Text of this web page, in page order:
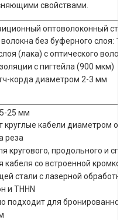
свойствами.
оптоволоконный
без буферного слоя:
(лака) с оптического
с пигтейла (900 мкм)
корда диаметром 2-3 мм
25 мм
круглые кабели диаметром от
реза
кругового, продольного и
со встроенной
стали с лазерной
и THHN
подходит для